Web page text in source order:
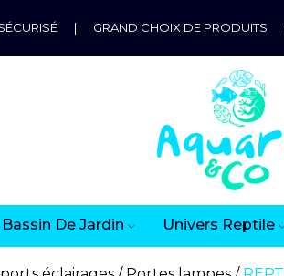
| GRAND CHOIX DE PRODUITS
De Jardin Univers Reptile